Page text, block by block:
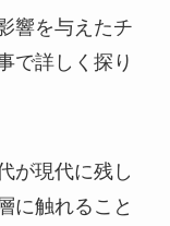
響を与えたチ
で詳しく探り
が現代に残し
に触れること